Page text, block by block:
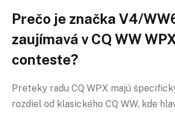
Prečo je značka V4/
zaujímavá v CQ WW
conteste?
Preteky radu CQ WPX majú
rozdiel od klasického CQ WW, kde